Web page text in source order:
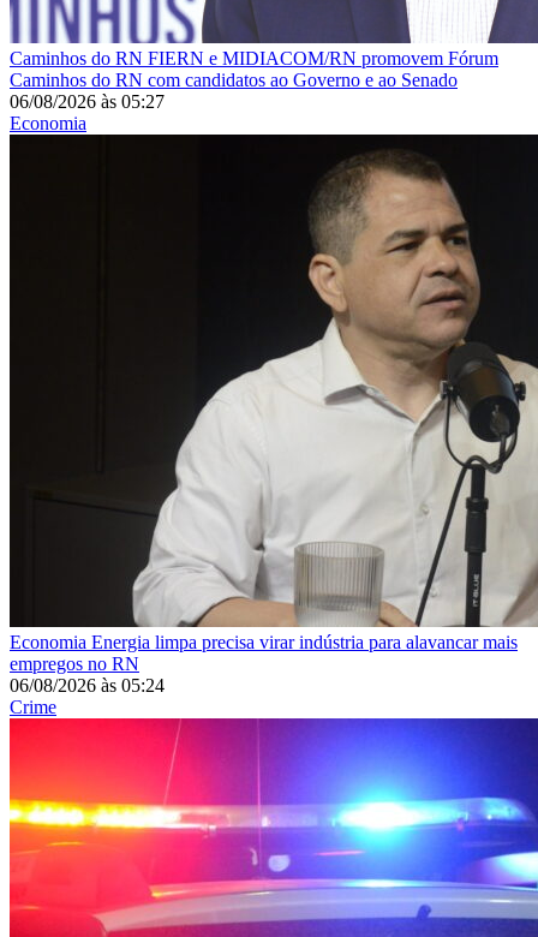
Caminhos do RN FIERN e MIDIACOM/RN promovem Fórum
Caminhos do RN com candidatos ao Governo e ao Senado
06/08/2026 às 05:27
Economia
Economia Energia limpa precisa virar indústria para alavancar mais
empregos no RN
06/08/2026 às 05:24
Crime